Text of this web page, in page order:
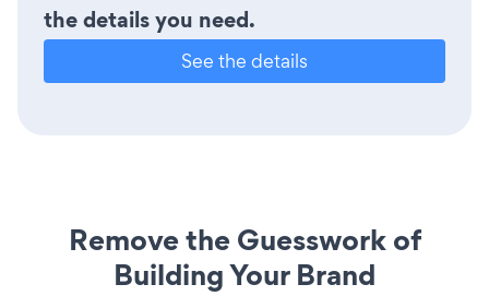
the details you need.
See the details
Remove the Guesswork of
Building Your Brand